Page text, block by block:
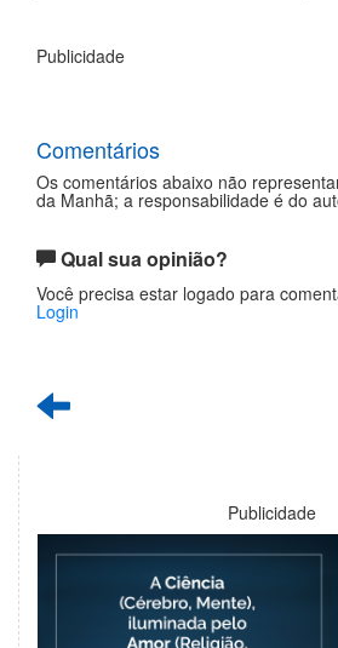
Publicidade
Comentários
Os comentários abaixo não
da Manhã; a responsabilidade é do
Qual sua opinião?
Você precisa estar logado para
Login
Publicidade